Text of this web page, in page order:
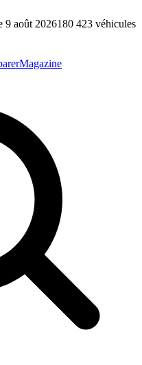
9 août 2026180 423 véhicules
Magazine